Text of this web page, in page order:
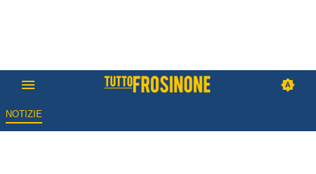
NOTIZIE